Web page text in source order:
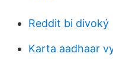
Reddit bi divoký
Karta aadhaar